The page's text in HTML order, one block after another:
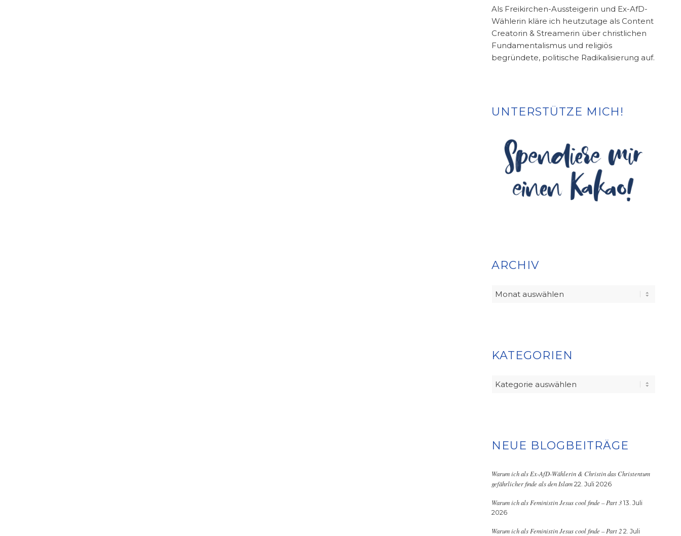
Als Freikirchen-Aussteigerin und Ex-AfD-
Wählerin kläre ich heutzutage als Content
Creatorin & Streamerin über christlichen
Fundamentalismus und religiös
begründete, politische Radikalisierung auf.
UNTERSTÜTZE MICH!
ARCHIV
KATEGORIEN
Kategorien
NEUE BLOGBEITRÄGE
Warum ich als Ex-AfD-Wählerin & Christin das Christentum
gefährlicher finde als den Islam 22. Juli 2026
Warum ich als Feministin Jesus cool finde – Part 3 13. Juli
2026
Warum ich als Feministin Jesus cool finde – Part 2 2. Juli